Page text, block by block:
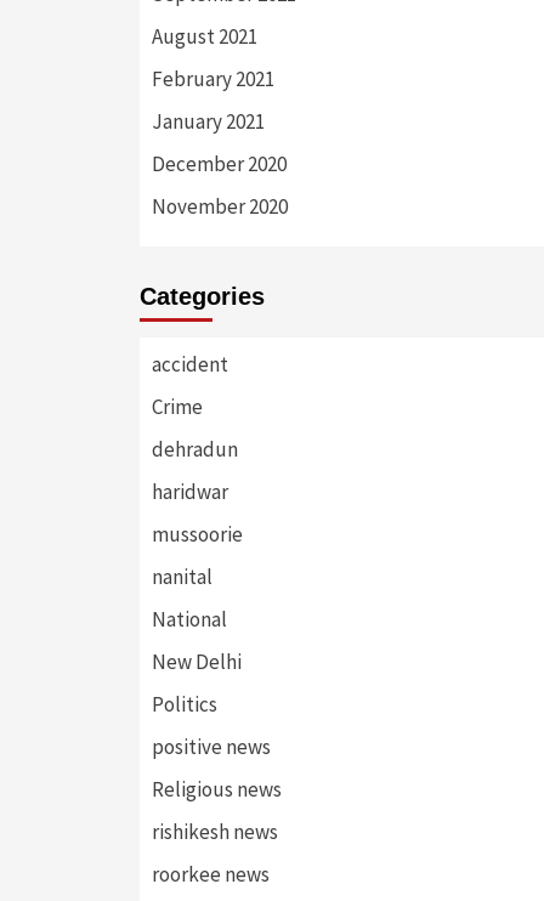
August 2021
February 2021
January 2021
December 2020
November 2020
Categories
accident
Crime
dehradun
haridwar
mussoorie
nanital
National
New Delhi
Politics
positive news
Religious news
rishikesh news
roorkee news